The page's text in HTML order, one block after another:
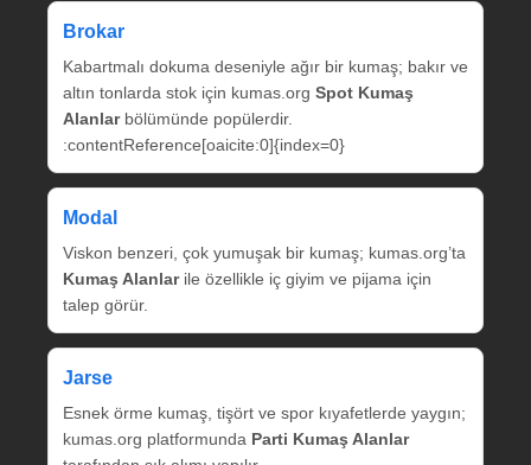
Brokar
Kabartmalı dokuma deseniyle ağır bir kumaş; bakır ve
altın tonlarda stok için kumas.org Spot Kumaş
Alanlarbölümünde popülerdir.
:contentReference[oaicite:0]{index=0}
Modal
Viskon benzeri, çok yumuşak bir kumaş; kumas.org’ta
Kumaş Alanlarile özellikle iç giyim ve pijama için
talep görür.
Jarse
Esnek örme kumaş, tişört ve spor kıyafetlerde yaygın;
kumas.org platformunda Parti Kumaş Alanlar